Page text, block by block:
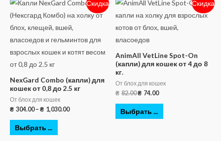
Скидка
NexGard Combo (капли) для
кошек от 0,8 до 2.5 кг
От блох для кошек
₴ 304.00– ₴ 1,030.00
Выбрать ...
Скидка
AnimAll VetLine Spot-On
(капли) для кошек от 4 до 8
кг.
От блох для кошек
₴ 82.00₴ 74.00
Выбрать ...